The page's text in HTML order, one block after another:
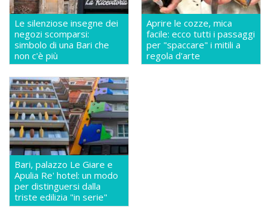
Le silenziose insegne dei
negozi scomparsi:
simbolo di una Bari che
non c'è più
Aprire le cozze, mica
facile: ecco tutti i passaggi
per "spaccare" i mitili a
regola d'arte
Bari, palazzo Le Giare e
Apulia Re' hotel: un modo
per distinguersi dalla
triste edilizia "in serie"